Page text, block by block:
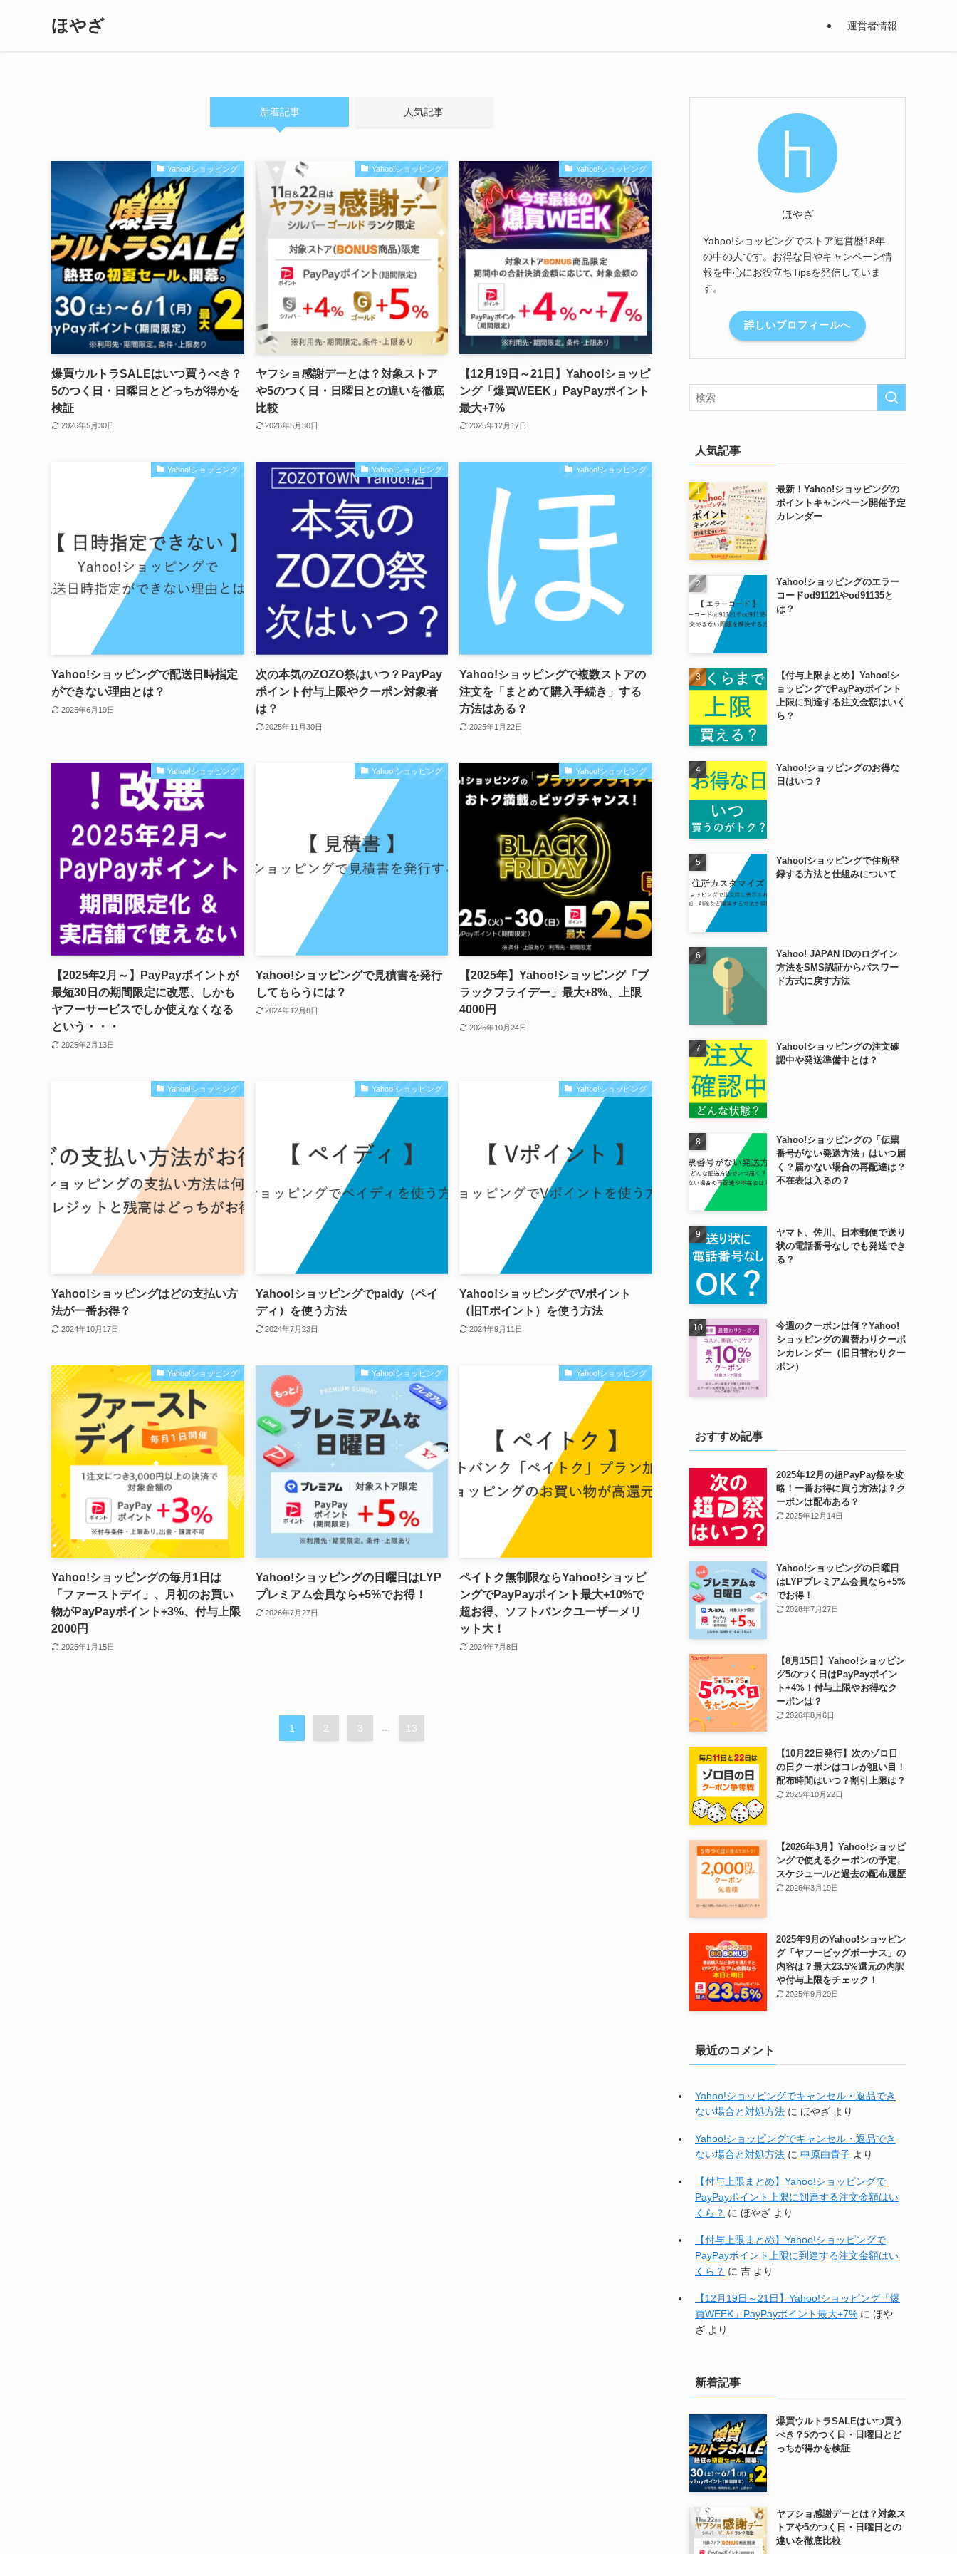
ほやざ 運営者情報
新着記事 人気記事
Yahoo!ショッピング
爆買ウルトラSALEはいつ買うべき？
5のつく日・日曜日とどっちが得かを
検証
2026年5月30日
Yahoo!ショッピング
ヤフショ感謝デーとは？対象ストア
や5のつく日・日曜日との違いを徹底
比較
2026年5月30日
Yahoo!ショッピング
【12月19日～21日】Yahoo!ショッピ
ング「爆買WEEK」PayPayポイント
最大+7%
2025年12月17日
Yahoo!ショッピング
Yahoo!ショッピングで配送日時指定
ができない理由とは？
2025年6月19日
Yahoo!ショッピング
次の本気のZOZO祭はいつ？PayPay
ポイント付与上限やクーポン対象者
は？
2025年11月30日
Yahoo!ショッピング
Yahoo!ショッピングで複数ストアの
注文を「まとめて購入手続き」する
方法はある？
2025年1月22日
Yahoo!ショッピング
【2025年2月～】PayPayポイントが
最短30日の期間限定に改悪、しかも
ヤフーサービスでしか使えなくなる
という・・・
2025年2月13日
Yahoo!ショッピング
Yahoo!ショッピングで見積書を発行
してもらうには？
2024年12月8日
Yahoo!ショッピング
【2025年】Yahoo!ショッピング「ブ
ラックフライデー」最大+8%、上限
4000円
2025年10月24日
Yahoo!ショッピング
Yahoo!ショッピングはどの支払い方
法が一番お得？
2024年10月17日
Yahoo!ショッピング
Yahoo!ショッピングでpaidy（ペイ
ディ）を使う方法
2024年7月23日
Yahoo!ショッピング
Yahoo!ショッピングでVポイント
（旧Tポイント）を使う方法
2024年9月11日
Yahoo!ショッピング
Yahoo!ショッピングの毎月1日は
「ファーストデイ」、月初のお買い
物がPayPayポイント+3%、付与上限
2000円
2025年1月15日
Yahoo!ショッピング
Yahoo!ショッピングの日曜日はLYP
プレミアム会員なら+5%でお得！
2026年7月27日
Yahoo!ショッピング
ペイトク無制限ならYahoo!ショッピ
ングでPayPayポイント最大+10%で
超お得、ソフトバンクユーザーメリ
ット大！
2024年7月8日
1 2 3 ... 13
ほやざ
Yahoo!ショッピングでストア運営歴18年
の中の人です。お得な日やキャンペーン情
報を中心にお役立ちTipsを発信していま
す。
詳しいプロフィールへ
人気記事
最新！Yahoo!ショッピングの
ポイントキャンペーン開催予定
カレンダー
Yahoo!ショッピングのエラー
コードod91121やod91135と
は？
【付与上限まとめ】Yahoo!シ
ョッピングでPayPayポイント
上限に到達する注文金額はいく
ら？
Yahoo!ショッピングのお得な
日はいつ？
Yahoo!ショッピングで住所登
録する方法と仕組みについて
Yahoo! JAPAN IDのログイン
方法をSMS認証からパスワー
ド方式に戻す方法
Yahoo!ショッピングの注文確
認中や発送準備中とは？
Yahoo!ショッピングの「伝票
番号がない発送方法」はいつ届
く？届かない場合の再配達は？
不在表は入るの？
ヤマト、佐川、日本郵便で送り
状の電話番号なしでも発送でき
る？
今週のクーポンは何？Yahoo!
ショッピングの週替わりクーポ
ンカレンダー（旧日替わりクー
ポン）
おすすめ記事
2025年12月の超PayPay祭を攻
略！一番お得に買う方法は？ク
ーポンは配布ある？
2025年12月14日
Yahoo!ショッピングの日曜日
はLYPプレミアム会員なら+5%
でお得！
2026年7月27日
【8月15日】Yahoo!ショッピン
グ5のつく日はPayPayポイン
ト+4%！付与上限やお得なク
ーポンは？
2026年8月6日
【10月22日発行】次のゾロ目
の日クーポンはコレが狙い目！
配布時間はいつ？割引上限は？
2025年10月22日
【2026年3月】Yahoo!ショッピ
ングで使えるクーポンの予定、
スケジュールと過去の配布履歴
2026年3月19日
2025年9月のYahoo!ショッピン
グ「ヤフービッグボーナス」の
内容は？最大23.5%還元の内訳
や付与上限をチェック！
2025年9月20日
最近のコメント
Yahoo!ショッピングでキャンセル・返品でき
ない場合と対処方法 に ほやざ より
Yahoo!ショッピングでキャンセル・返品でき
ない場合と対処方法 に 中原由貴子 より
【付与上限まとめ】Yahoo!ショッピングで
PayPayポイント上限に到達する注文金額はい
くら？ に ほやざ より
【付与上限まとめ】Yahoo!ショッピングで
PayPayポイント上限に到達する注文金額はい
くら？ に 吉 より
【12月19日～21日】Yahoo!ショッピング「爆
買WEEK」PayPayポイント最大+7% に ほや
ざ より
新着記事
爆買ウルトラSALEはいつ買う
べき？5のつく日・日曜日とど
っちが得かを検証
ヤフショ感謝デーとは？対象ス
トアや5のつく日・日曜日との
違いを徹底比較